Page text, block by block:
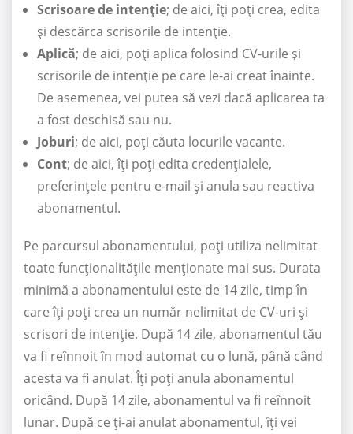
Scrisoare de intenție; de aici, îți poți crea, edita
și descărca scrisorile de intenție.
Aplică; de aici, poți aplica folosind CV-urile și
scrisorile de intenție pe care le-ai creat înainte.
De asemenea, vei putea să vezi dacă aplicarea ta
a fost deschisă sau nu.
Joburi; de aici, poți căuta locurile vacante.
Cont; de aici, îți poți edita credențialele,
preferințele pentru e-mail și anula sau reactiva
abonamentul.
Pe parcursul abonamentului, poți utiliza nelimitat
toate funcționalitățile menționate mai sus. Durata
minimă a abonamentului este de 14 zile, timp în
care îți poți crea un număr nelimitat de CV-uri și
scrisori de intenție. După 14 zile, abonamentul tău
va fi reînnoit în mod automat cu o lună, până când
acesta va fi anulat. Îți poți anula abonamentul
oricând. După 14 zile, abonamentul va fi reînnoit
lunar. După ce ți-ai anulat abonamentul, îți vei